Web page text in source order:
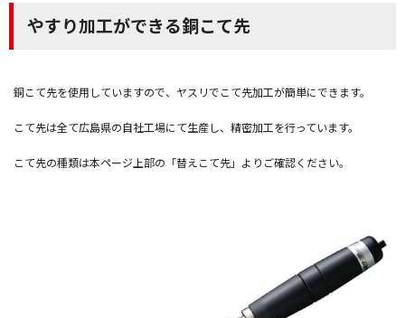
やすり加工ができる銅こて先
銅こて先を使用していますので、ヤスリでこて先加工が簡単にできます。
こて先は全て広島県の自社工場にて生産し、精密加工を行っています。
こて先の種類は本ページ上部の「替えこて先」よりご確認ください。